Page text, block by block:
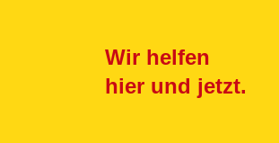
Wir helfen
hier und jetzt.